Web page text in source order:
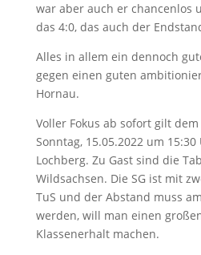
war aber auch er chancenlos
das 4:0, das auch der
Alles in allem ein dennoch
gegen einen guten
Hornau.
Voller Fokus ab sofort gilt
Sonntag, 15.05.2022 um
Lochberg. Zu Gast sind die
Wildsachsen. Die SG ist mit
TuS und der Abstand muss
werden, will man einen
Klassenerhalt machen.